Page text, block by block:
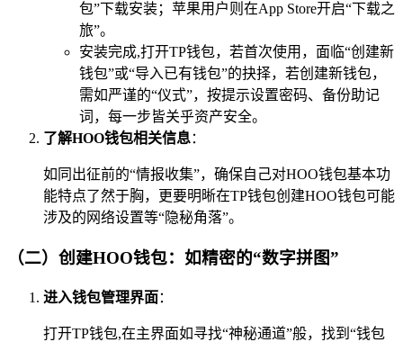
包”下载安装；苹果用户则在App Store开启“下载之
旅”。
安装完成,打开TP钱包，若首次使用，面临“创建新
钱包”或“导入已有钱包”的抉择，若创建新钱包，
需如严谨的“仪式”，按提示设置密码、备份助记
词，每一步皆关乎资产安全。
了解HOO钱包相关信息：
如同出征前的“情报收集”，确保自己对HOO钱包基本功
能特点了然于胸，更要明晰在TP钱包创建HOO钱包可能
涉及的网络设置等“隐秘角落”。
（二）创建HOO钱包：如精密的“数字拼图”
进入钱包管理界面：
打开TP钱包,在主界面如寻找“神秘通道”般，找到“钱包